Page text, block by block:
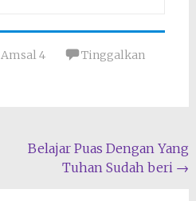
Amsal 4
Tinggalkan
Belajar Puas Dengan Yang
Tuhan Sudah beri →